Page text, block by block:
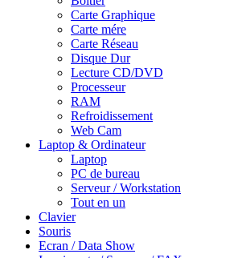
Carte Graphique
Carte mére
Carte Réseau
Disque Dur
Lecture CD/DVD
Processeur
RAM
Refroidissement
Web Cam
Laptop & Ordinateur
Laptop
PC de bureau
Serveur / Workstation
Tout en un
Clavier
Souris
Ecran / Data Show